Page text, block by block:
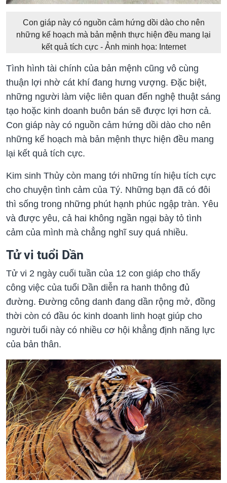
Con giáp này có nguồn cảm hứng dồi dào cho nên
những kế hoạch mà bản mệnh thực hiện đều mang lại
kết quả tích cực - Ảnh minh họa: Internet
Tình hình tài chính của bản mệnh cũng vô cùng
thuận lợi nhờ cát khí đang hưng vượng. Đặc biệt,
những người làm việc liên quan đến nghệ thuật sáng
tạo hoặc kinh doanh buôn bán sẽ được lợi hơn cả.
Con giáp này có nguồn cảm hứng dồi dào cho nên
những kế hoạch mà bản mệnh thực hiện đều mang
lại kết quả tích cực.
Kim sinh Thủy còn mang tới những tín hiệu tích cực
cho chuyện tình cảm của Tý. Những bạn đã có đôi
thì sống trong những phút hạnh phúc ngập tràn. Yêu
và được yêu, cả hai không ngần ngại bày tỏ tình
cảm của mình mà chẳng nghĩ suy quá nhiều.
Tử vi tuổi Dần
Tử vi 2 ngày cuối tuần của 12 con giáp cho thấy
công việc của tuổi Dần diễn ra hanh thông đủ
đường. Đường công danh đang dần rộng mở, đồng
thời còn có đầu óc kinh doanh linh hoạt giúp cho
người tuổi này có nhiều cơ hội khẳng định năng lực
của bản thân.